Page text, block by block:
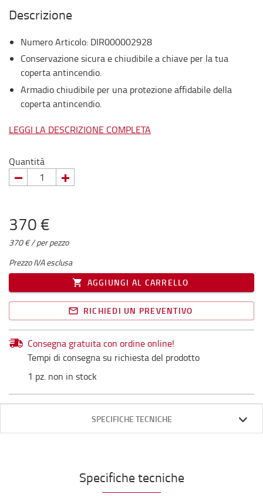
Descrizione
Numero Articolo: DIR000002928
Conservazione sicura e chiudibile a chiave per la tua
coperta antincendio.
Armadio chiudibile per una protezione affidabile della
coperta antincendio.
LEGGI LA DESCRIZIONE COMPLETA
Quantità
370 €
370 € / per pezzo
Prezzo IVA esclusa
AGGIUNGI AL CARRELLO
RICHIEDI UN PREVENTIVO
Consegna gratuita con ordine online!
Tempi di consegna su richiesta del prodotto
1 pz. non in stock
SPECIFICHE TECNICHE
Specifiche tecniche